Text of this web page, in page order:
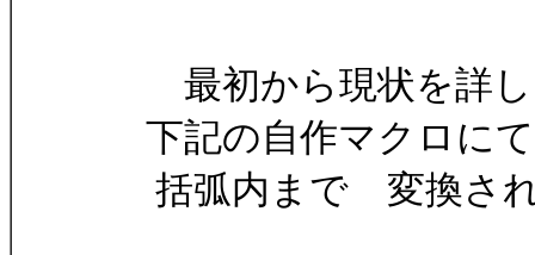
最初から現状を詳し
下記の自作マクロに
括弧内まで 変換され